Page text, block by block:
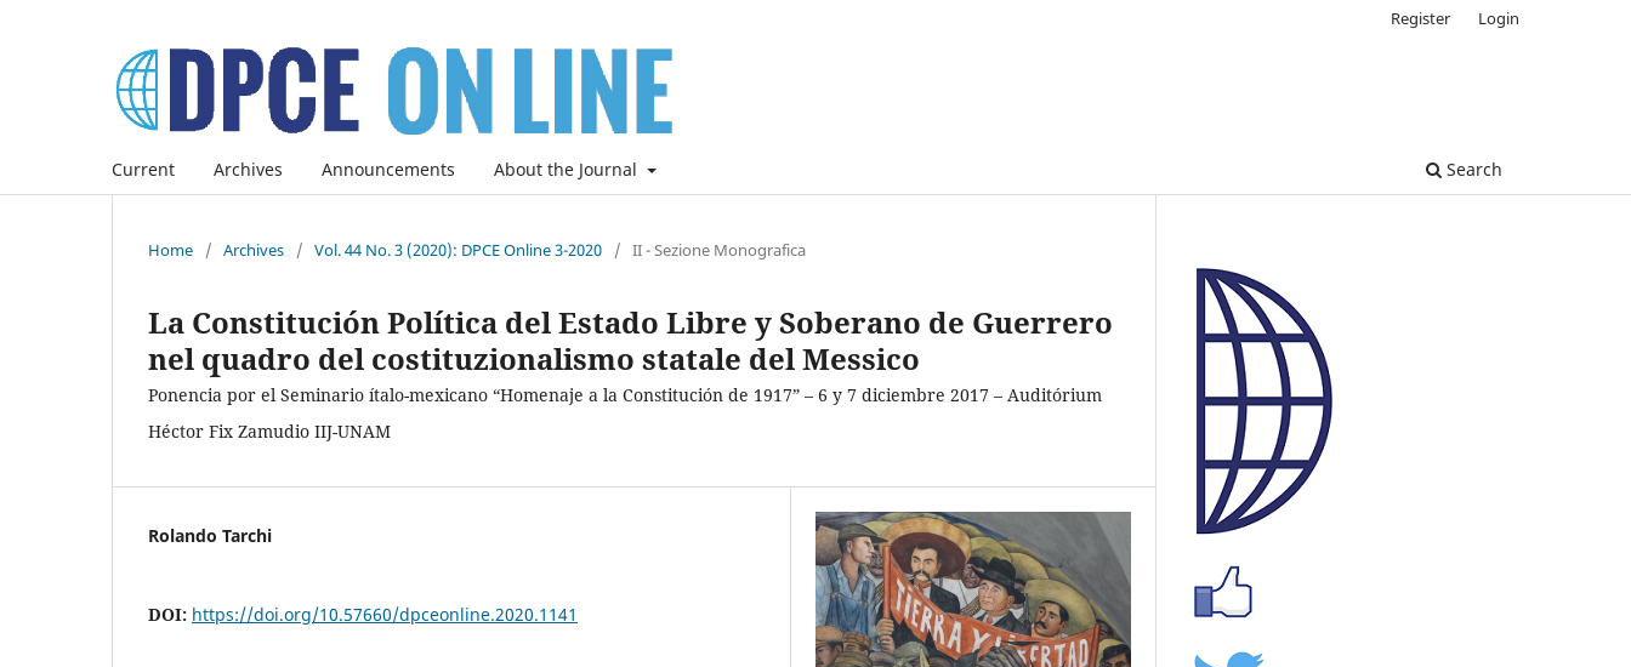
Current Archives Announcements About the Journal Search
Register Login
Home / Archives / Vol. 44 No. 3 (2020): DPCE Online 3-2020 / II - Sezione Monografica
La Constitución Política del Estado Libre y Soberano de Guerrero
nel quadro del costituzionalismo statale del Messico
Ponencia por el Seminario ítalo-mexicano “Homenaje a la Constitución de 1917” – 6 y 7 diciembre 2017 – Auditórium
Héctor Fix Zamudio IIJ-UNAM
Rolando Tarchi
DOI: https://doi.org/10.57660/dpceonline.2020.1141